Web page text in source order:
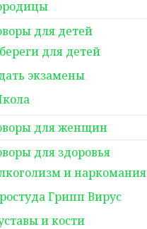
для детей
для детей
экзамены
для женщин
для здоровья
и наркомания
Грипп Вирус
и кости